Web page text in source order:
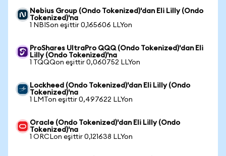
Nebius Group (Ondo Tokenized)'dan Eli Lilly (Ondo
Tokenized)'na
1 NBISon eşittir 0,165606 LLYon
ProShares UltraPro QQQ (Ondo Tokenized)'dan Eli
Lilly (Ondo Tokenized)'na
1 TQQQon eşittir 0,060752 LLYon
Lockheed (Ondo Tokenized)'dan Eli Lilly (Ondo
Tokenized)'na
1 LMTon eşittir 0,497622 LLYon
Oracle (Ondo Tokenized)'dan Eli Lilly (Ondo
Tokenized)'na
1 ORCLon eşittir 0,121638 LLYon